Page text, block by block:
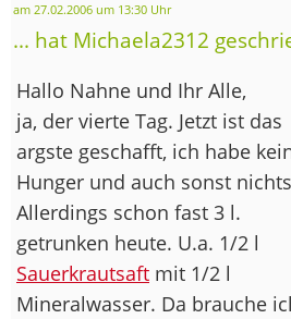
am 27.02.2006 um 13:30 Uhr
... hat Michaela2312
Hallo Nahne und Ihr Alle,
ja, der vierte Tag. Jetzt ist das
argste geschafft, ich habe
Hunger und auch sonst
Allerdings schon fast 3 l.
getrunken heute. U.a. 1/2 l
Sauerkrautsaft mit 1/2 l
Mineralwasser. Da brauche